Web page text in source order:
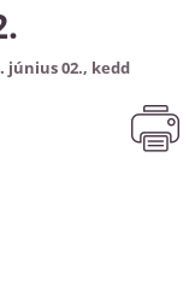
június 02., kedd